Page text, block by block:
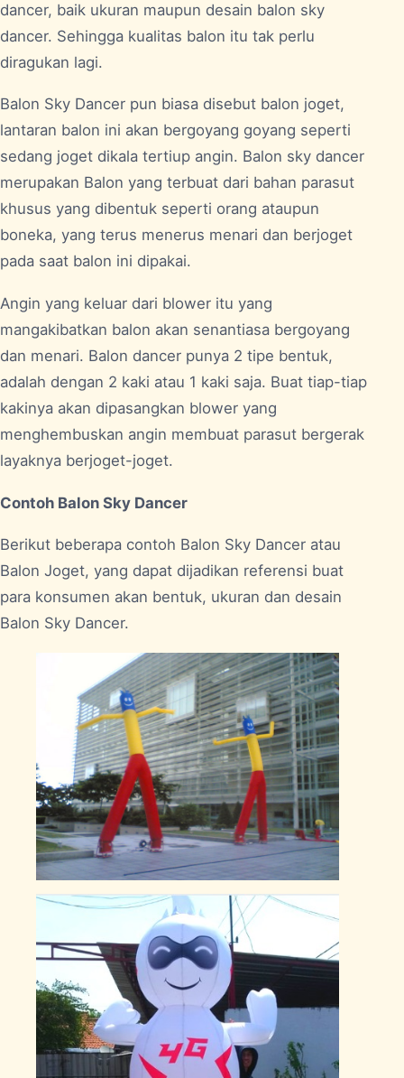
dancer, baik ukuran maupun desain balon sky
dancer. Sehingga kualitas balon itu tak perlu
diragukan lagi.
Balon Sky Dancer pun biasa disebut balon joget,
lantaran balon ini akan bergoyang goyang seperti
sedang joget dikala tertiup angin. Balon sky dancer
merupakan Balon yang terbuat dari bahan parasut
khusus yang dibentuk seperti orang ataupun
boneka, yang terus menerus menari dan berjoget
pada saat balon ini dipakai.
Angin yang keluar dari blower itu yang
mangakibatkan balon akan senantiasa bergoyang
dan menari. Balon dancer punya 2 tipe bentuk,
adalah dengan 2 kaki atau 1 kaki saja. Buat tiap-tiap
kakinya akan dipasangkan blower yang
menghembuskan angin membuat parasut bergerak
layaknya berjoget-joget.
Contoh Balon Sky Dancer
Berikut beberapa contoh Balon Sky Dancer atau
Balon Joget, yang dapat dijadikan referensi buat
para konsumen akan bentuk, ukuran dan desain
Balon Sky Dancer.